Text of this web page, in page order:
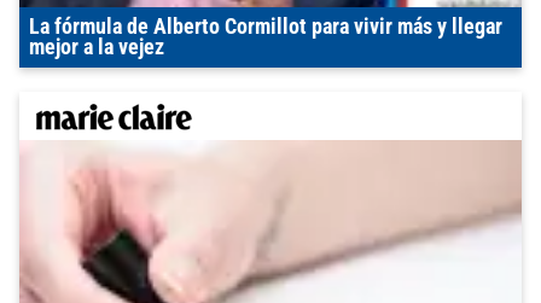
La fórmula de Alberto Cormillot para vivir más y llegar
mejor a la vejez